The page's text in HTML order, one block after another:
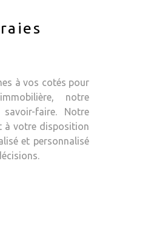
à vos cotés pour
notre
faire. Notre
à votre disposition
et personnalisé